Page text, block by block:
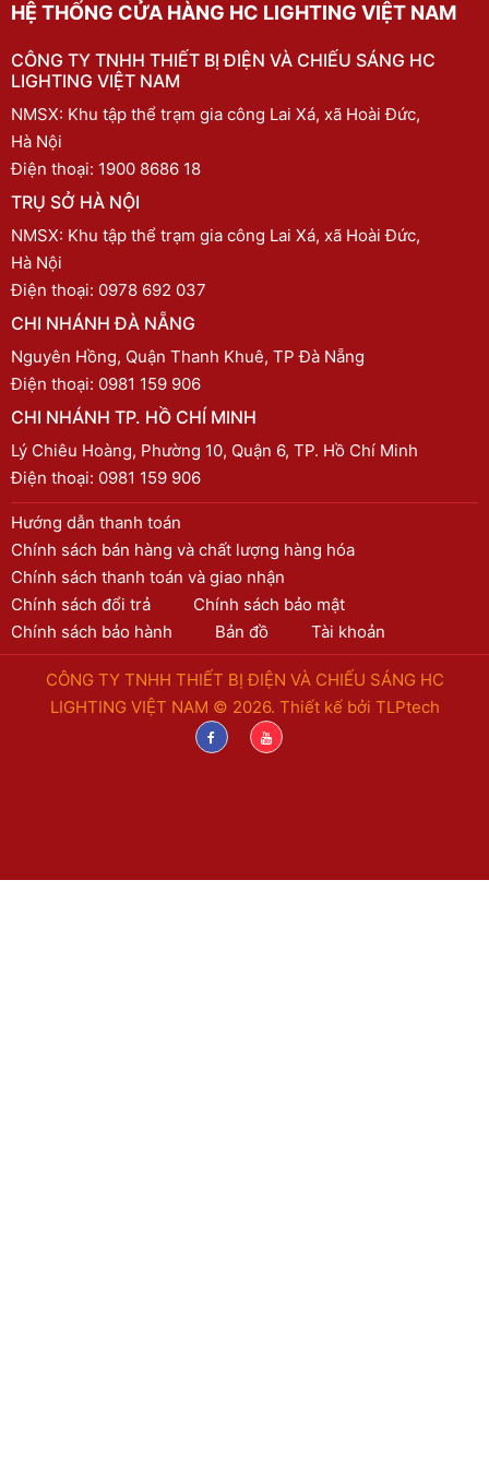
HỆ THỐNG CỬA HÀNG HC LIGHTING VIỆT NAM
CÔNG TY TNHH THIẾT BỊ ĐIỆN VÀ CHIẾU SÁNG HC
LIGHTING VIỆT NAM
NMSX: Khu tập thể trạm gia công Lai Xá, xã Hoài Đức,
Hà Nội
Điện thoại: 1900 8686 18
TRỤ SỞ HÀ NỘI
NMSX: Khu tập thể trạm gia công Lai Xá, xã Hoài Đức,
Hà Nội
Điện thoại: 0978 692 037
CHI NHÁNH ĐÀ NẴNG
Nguyên Hồng, Quận Thanh Khuê, TP Đà Nẵng
Điện thoại: 0981 159 906
CHI NHÁNH TP. HỒ CHÍ MINH
Lý Chiêu Hoàng, Phường 10, Quận 6, TP. Hồ Chí Minh
Điện thoại: 0981 159 906
Hướng dẫn thanh toán
Chính sách bán hàng và chất lượng hàng hóa
Chính sách thanh toán và giao nhận
Chính sách đổi trả
Chính sách bảo mật
Chính sách bảo hành
Bản đồ Tài khoản
CÔNG TY TNHH THIẾT BỊ ĐIỆN VÀ CHIẾU SÁNG HC
LIGHTING VIỆT NAM © 2026. Thiết kế bởi TLPtech